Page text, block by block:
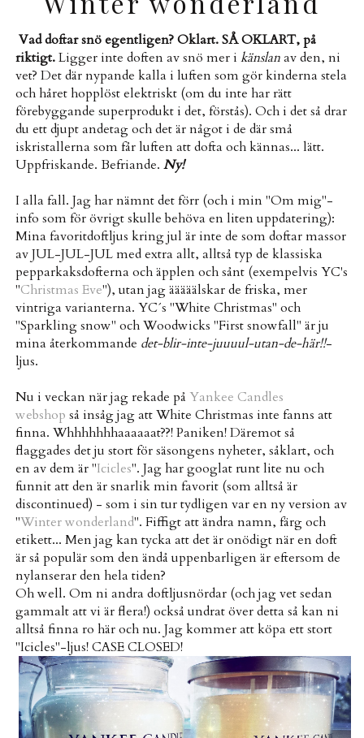
Vad doftar snö egentligen? Oklart. SÅ OKLART, på
riktigt.Ligger inte doften av snö mer ikänslanav den, ni
vet? Det där nypande kalla i luften som gör kinderna stela
och håret hopplöst elektriskt (om du inte har rätt
förebyggande superprodukt i det, förstås). Och i det så drar
du ett djupt andetag och det är något i de där små
iskristallerna som får luften att dofta och kännas... lätt.
Uppfriskande. Befriande.Ny!
I alla fall. Jag har nämnt det förr (och i min "Om mig"-
info som för övrigt skulle behöva en liten uppdatering):
Mina favoritdoftljus kring jul är inte de som doftar massor
av JUL-JUL-JUL med extra allt, alltså typ de klassiska
pepparkaksdofterna och äpplen och sånt (exempelvis YC's
"Christmas Eve"), utan jag ääääälskar de friska, mer
vintriga varianterna. YC´s "White Christmas" och
"Sparkling snow" och Woodwicks "First snowfall" är ju
mina återkommande det-blir-inte-juuuul-utan-de-här!!-
ljus.
Nu i veckan när jag rekade på Yankee Candles
webshop så insåg jag att White Christmas inte fanns att
finna. Whhhhhhhaaaaaat??! Paniken! Däremot så
flaggades det ju stort för säsongens nyheter, såklart, och
en av dem är "Icicles". Jag har googlat runt lite nu och
funnit att den är snarlik min favorit (som alltså är
discontinued) - som i sin tur tydligen var en ny version av
"Winter wonderland". Fiffigt att ändra namn, färg och
etikett... Men jag kan tycka att det är onödigt när en doft
är så populär som den ändå uppenbarligen är eftersom de
nylanserar den hela tiden?
Oh well. Om ni andra doftljusnördar (och jag vet sedan
gammalt att vi är flera!) också undrat över detta så kan ni
alltså finna ro här och nu. Jag kommer att köpa ett stort
"Icicles"-ljus! CASE CLOSED!